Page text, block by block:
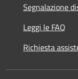
Segnalazione
Leggi le FAQ
Richiesta